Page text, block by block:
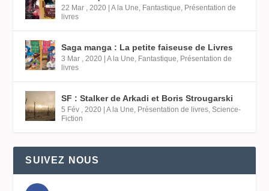
22 Mar , 2020 |A la Une Fantastique Présentation de
livres
Saga manga : La petite faiseuse de Livres
3 Mar , 2020 |A la Une Fantastique Présentation de
livres
SF : Stalker de Arkadi et Boris Strougarski
5 Fév , 2020 |A la Une Présentation de livres ,Science-
Fiction
SUIVEZ NOUS